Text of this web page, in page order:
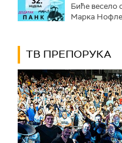
Биће весело
Марка
ТВ ПРЕПОРУКА